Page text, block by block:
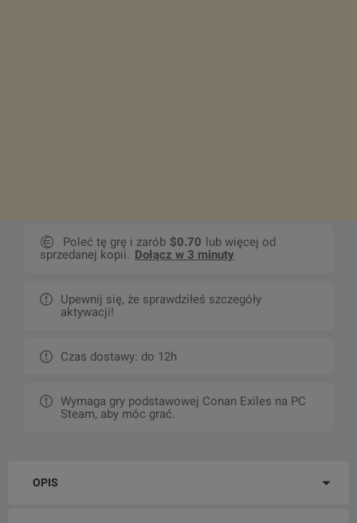
Poleć tę grę i zarób $0.70 lub więcej od
sprzedanej kopii. Dołącz w 3 minuty
Upewnij się, że sprawdziłeś szczegóły
aktywacji!
Czas dostawy: do 12h
Wymaga gry podstawowej Conan Exiles na PC
Steam, aby móc grać.
OPIS